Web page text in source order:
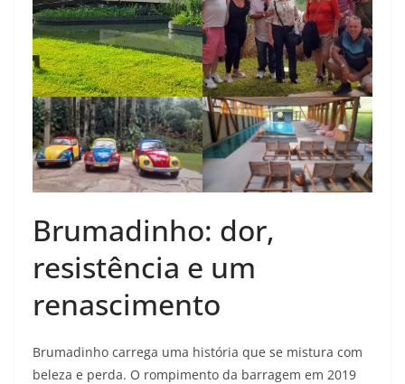
Brumadinho: dor,
resistência e um
renascimento
Brumadinho carrega uma história que se mistura com
beleza e perda. O rompimento da barragem em 2019